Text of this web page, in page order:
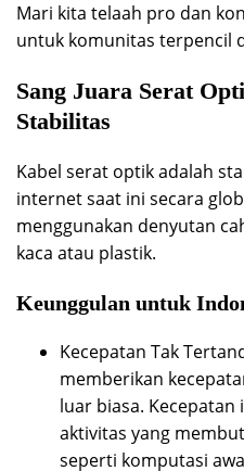
Mari kita telaah pro dan
untuk komunitas terpencil
Sang Juara Serat
Stabilitas
Kabel serat optik adalah
internet saat ini secara
menggunakan denyutan
kaca atau plastik.
Keunggulan untuk
Kecepatan Tak
memberikan
luar biasa.
aktivitas yang
seperti komputasi